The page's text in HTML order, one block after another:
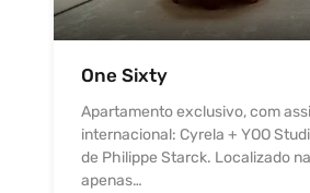
One Sixty
Apartamento exclusivo, com
internacional: Cyrela + YOO
de Philippe Starck. Localizado
apenas…